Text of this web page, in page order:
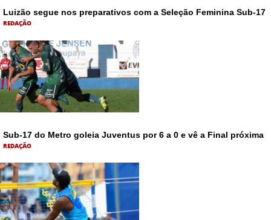
Luizão segue nos preparativos com a Seleção Feminina Sub-17
REDAÇÃO
Sub-17 do Metro goleia Juventus por 6 a 0 e vê a Final próxima
REDAÇÃO